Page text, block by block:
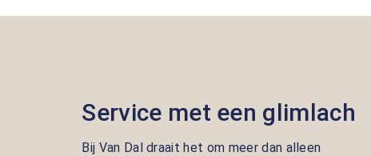
Service met een glimlach
Bij Van Dal draait het om meer dan alleen